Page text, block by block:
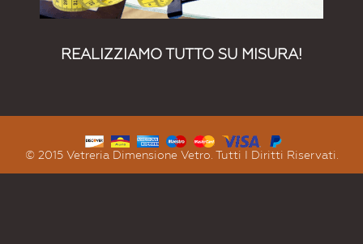
REALIZZIAMO TUTTO SU MISURA!
© 2015 Vetreria Dimensione Vetro. Tutti I Diritti Riservati.